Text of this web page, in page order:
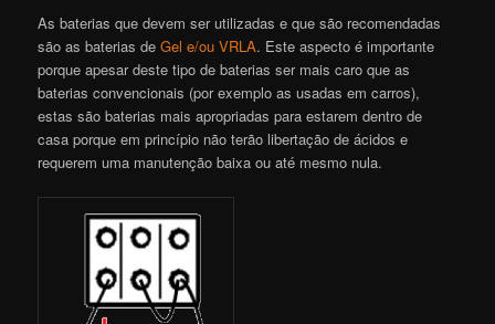
As baterias que devem ser utilizadas e que são recomendadas
são as baterias deGel e/ou VRLA. Este aspecto é importante
porque apesar deste tipo de baterias ser mais caro que as
baterias convencionais (por exemplo as usadas em carros),
estas são baterias mais apropriadas para estarem dentro de
casa porque em princípio não terão libertação de ácidos e
requerem uma manutenção baixa ou até mesmo nula.